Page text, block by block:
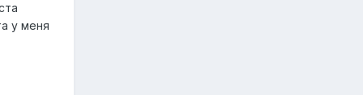
у меня